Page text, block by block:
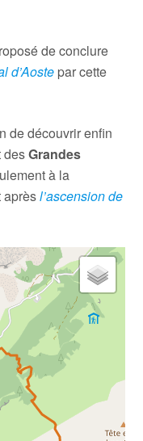
de conclure
d’Aoste par cette
de découvrir enfin
desGrandes
à la
aprèsl’ascension de